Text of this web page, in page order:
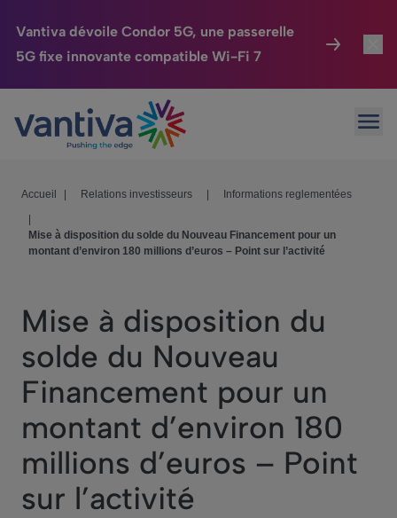
Vantiva dévoile Condor 5G, une passerelle
5G fixe innovante compatible Wi-Fi 7
Passer au contenu principal
Maison Connectée
HomeSight
Entreprise
Relations Investisseurs
Accueil Relations investisseurs
Informations reglementées
Mise à disposition du solde du Nouveau Financement pour un
montant d’environ 180 millions d’euros – Point sur l’activité
Mise à disposition du
solde du Nouveau
Financement pour un
montant d’environ 180
millions d’euros – Point
sur l’activité